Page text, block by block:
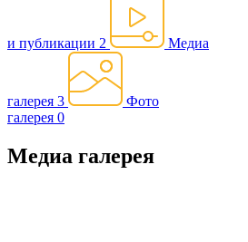
и публикации 2 Медиа
галерея 3
Фото
галерея 0
Медиа галерея